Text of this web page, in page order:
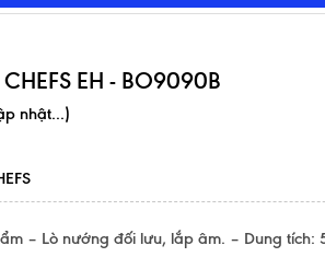
EH - BO9090B
nhật...)
– Lò nướng đối lưu, lắp âm. – Dung tích: